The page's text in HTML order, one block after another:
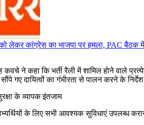
को लेकर कांग्रेस का भाजपा पर हमला, PAC बैठक
ने कहा कि भर्ती रैली में शामिल होने वाले
गए दायित्वों का गंभीरता से पालन करने के निर्देश
के व्यापक इंतजाम
के लिए सभी आवश्यक सुविधाएं उपलब्ध